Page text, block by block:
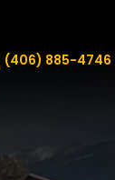
(406) 885-4746